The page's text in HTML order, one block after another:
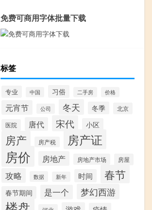
免费可商用字体批量下载
标签
专业 中国 习俗 二手房 价格
元宵节 公司 冬天 冬季
北京
医院
唐代 宋代 小区
房产 房产税 房产证
房价 房地产 房地产市场 房屋
攻略 数据 新年 时间 春节
春节期间 是一个 梦幻西游